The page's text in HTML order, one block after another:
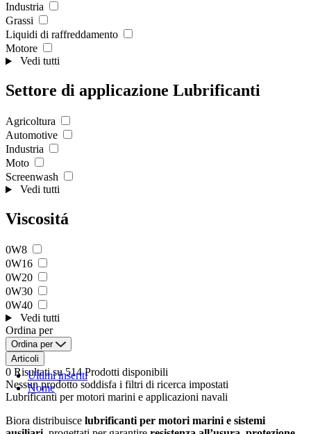
Industria
Grassi
Liquidi di raffreddamento
Motore
Vedi tutti
Settore di applicazione Lubrificanti
Agricoltura
Automotive
Industria
Moto
Screenwash
Vedi tutti
Viscositá
0W8
0W16
0W20
0W30
0W40
Vedi tutti
Ordina per
Ordina per
Ultimi inseriti
Nome
Articoli
0 Risultatisu 514 Prodotti disponibili
Nessun prodotto soddisfa i filtri di ricerca impostati
Lubrificanti per motori marini e applicazioni navali
Biora distribuisce lubrificanti per motori marini e sistemi